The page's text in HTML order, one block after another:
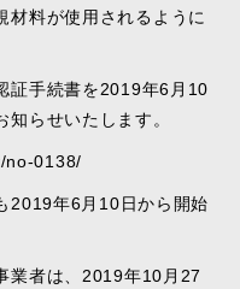
材料が使用されるように
証手続書を2019年6月10
らせいたします。
no-0138/
2019年6月10日から開始
業者は、2019年10月27